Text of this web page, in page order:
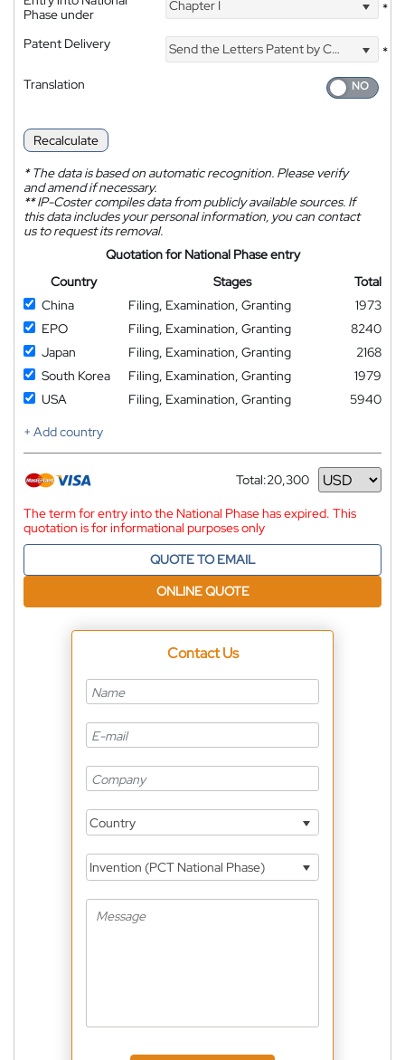
Phase under
Chapter I *
Patent Delivery Send the Letters Patent by Courier
*
Translation
Recalculate
*The data is based on automatic recognition. Please verify
and amend if necessary.
**IP-Coster compiles data from publicly available sources. If
this data includes your personal information, you can contact
us to request its removal.
Quotation for National Phase entry
Country
Stages
Total
China
Filing, Examination, Granting
1973
EPO
Filing, Examination, Granting
8240
Japan
Filing, Examination, Granting
2168
South Korea
Filing, Examination, Granting
1979
USA
Filing, Examination, Granting
5940
+ Add country
Total:20,300
Currency
The term for entry into the National Phase has expired. This
quotation is for informational purposes only
QUOTE TO EMAIL
ONLINE QUOTE
Contact Us
Country
Invention (PCT National Phase)